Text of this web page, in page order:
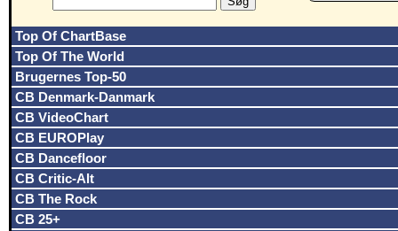
Top Of ChartBase
Top Of The World
Brugernes Top-50
CB Denmark-Danmark
CB VideoChart
CB EUROPlay
CB Dancefloor
CB Critic-Alt
CB The Rock
CB 25+